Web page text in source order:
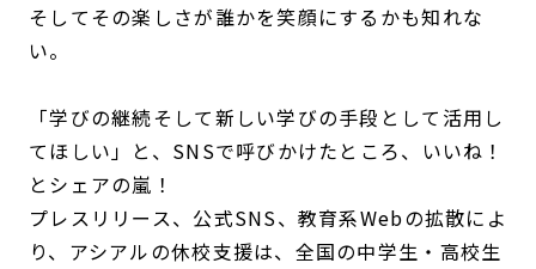
そしてその楽しさが誰かを笑顔にするかも知れな
い。
「学びの継続そして新しい学びの手段として活用し
てほしい」と、SNSで呼びかけたところ、いいね！
とシェアの嵐！
プレスリリース、公式SNS、教育系Webの拡散によ
り、アシアルの休校支援は、全国の中学生・高校生